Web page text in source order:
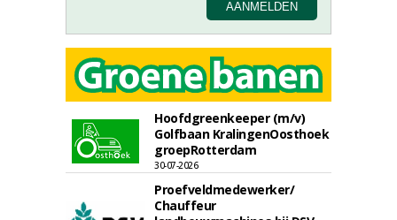
Hoofdgreenkeeper (m/v)
Golfbaan KralingenOosthoek
groepRotterdam
30-07-2026
Proefveldmedewerker/
Chauffeur